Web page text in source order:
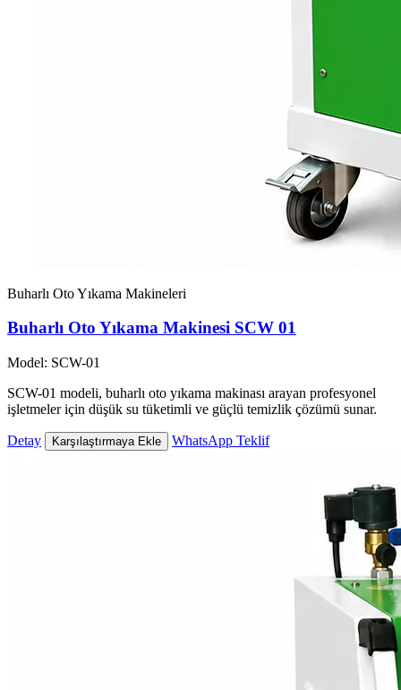
Buharlı Oto Yıkama Makineleri
Buharlı Oto Yıkama Makinesi SCW 01
Model: SCW-01
SCW-01 modeli, buharlı oto yıkama makinası arayan profesyonel
işletmeler için düşük su tüketimli ve güçlü temizlik çözümü sunar.
Detay Karşılaştırmaya Ekle WhatsApp Teklif